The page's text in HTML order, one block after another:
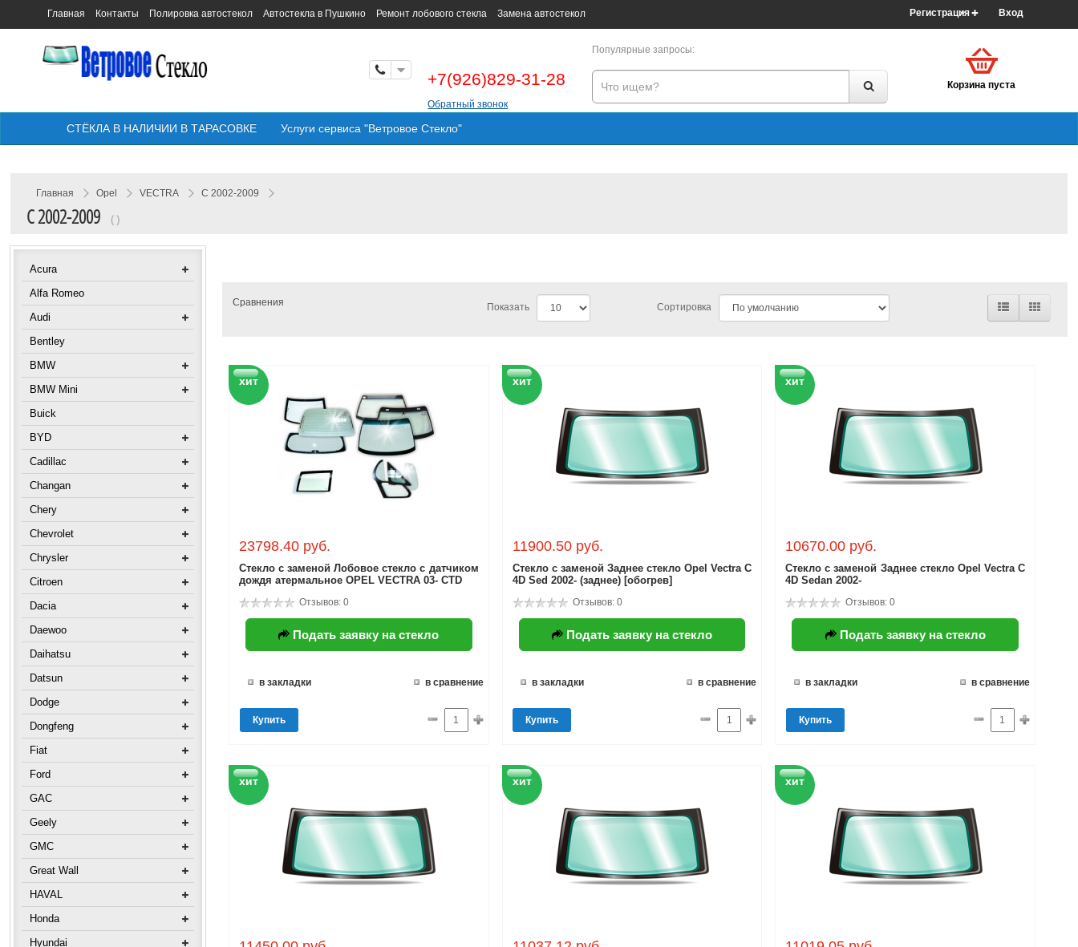
Главная Контакты Полировка автостекол Автостекла в Пушкино Ремонт лобового стекла Замена автостекол Вход
Регистрация
Корзина пуста
Популярные запросы:
+7(926)829-31-28
Обратный звонок
СТЁКЛА В НАЛИЧИИ В ТАРАСОВКЕ Услуги сервиса "Ветровое Стекло"
Главная Opel VECTRA C 2002-2009
C 2002-2009 ( )
Acura
Alfa Romeo
Audi
Bentley
BMW
BMW Mini
Buick
BYD
Cadillac
Changan
Chery
Chevrolet
Chrysler
Citroen
Dacia
Daewoo
Daihatsu
Datsun
Dodge
Dongfeng
Fiat
Ford
GAC
Geely
GMC
Great Wall
HAVAL
Honda
Hyundai
Сравнения Сортировка
Показать
хит
23798.40 руб.
Стекло с заменой Лобовое стекло с датчиком
дождя атермальное OPEL VECTRA 03- CTD
Отзывов: 0
Подать заявку на стекло
в закладки в сравнение
Купить
хит
11900.50 руб.
Стекло с заменой Заднее стекло Opel Vectra C
4D Sed 2002- (заднее) [обогрев]
Отзывов: 0
Подать заявку на стекло
в закладки в сравнение
Купить
хит
10670.00 руб.
Стекло с заменой Заднее стекло Opel Vectra C
4D Sedan 2002-
Отзывов: 0
Подать заявку на стекло
в закладки в сравнение
Купить
хит хит хит